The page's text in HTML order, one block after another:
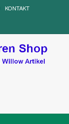
KONTAKT